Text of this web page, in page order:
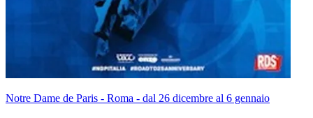
Notre Dame de Paris - Roma - dal 26 dicembre al 6 gennaio